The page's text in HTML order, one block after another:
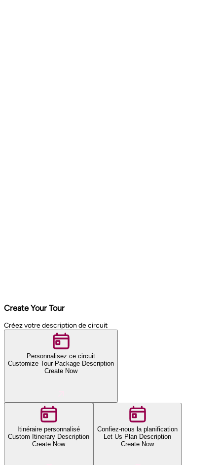
Create Your Tour
Créez votre description de circuit
Personnalisez ce circuit
Customize Tour Package Description
Create Now
Itinéraire personnalisé
Custom Itinerary Description
Create Now
Confiez-nous la planification
Let Us Plan Description
Create Now